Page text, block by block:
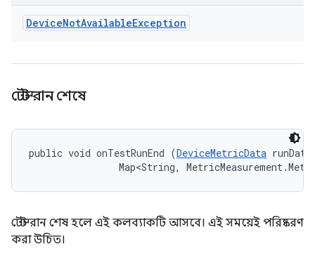
DeviceNotAvailableException
টেস্ট রান শেষে
public void onTestRunEnd (DeviceMetricData
Map<String,
টেস্ট রান শেষ হলে এই কলব্যাকটি আসবে। এই সময়েই পরিষ্করণ
করা উচিত।